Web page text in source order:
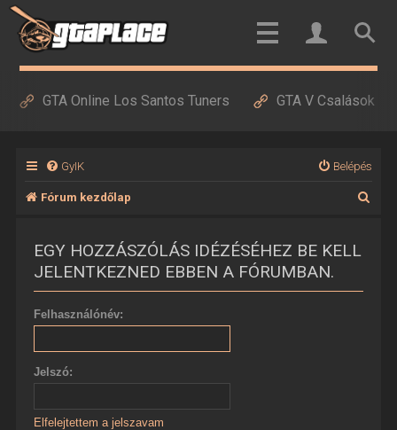
GTA Online Los Santos Tuners GTA V Csalások
GyIK Belépés
Fórum kezdőlap
EGY HOZZÁSZÓLÁS IDÉZÉSÉHEZ BE KELL
JELENTKEZNED EBBEN A FÓRUMBAN.
Felhasználónév:
Jelszó:
Elfelejtettem a jelszavam